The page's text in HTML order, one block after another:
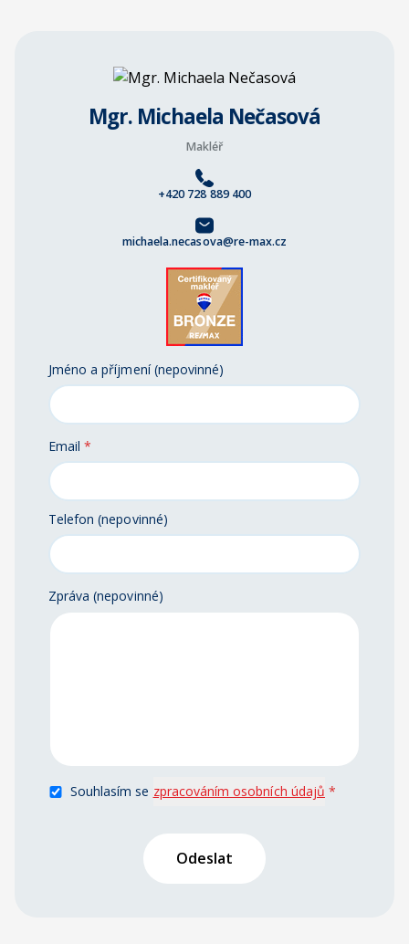
Mgr. Michaela Nečasová
Makléř
+420 728 889 400
michaela.necasova@re-max.cz
Jméno a příjmení (nepovinné)
Email *
Telefon (nepovinné)
Zpráva (nepovinné)
Souhlasím se zpracováním osobních údajů *
Odeslat